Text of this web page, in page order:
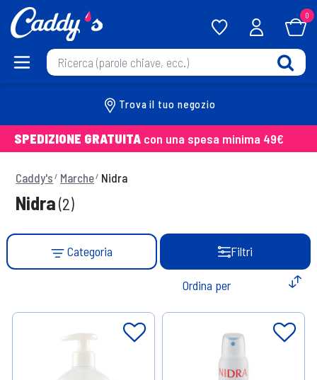
0
Trova il tuo negozio
SPEDIZIONE GRATUITA con una spesa minima 49€
Caddy's Marche Nidra
Nidra(2)
Categoria Filtri